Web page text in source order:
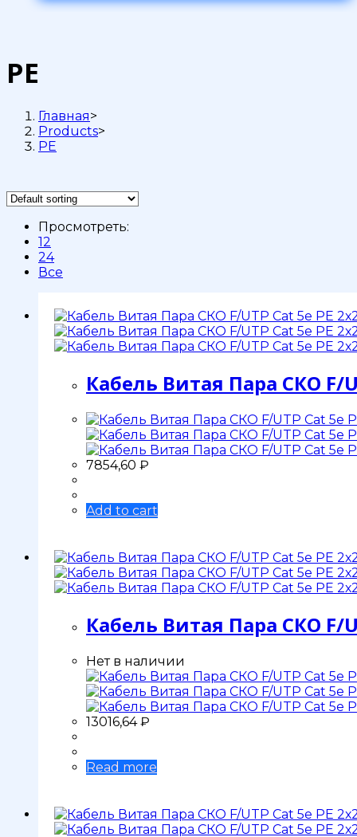
PE
Главная>
Products>
PE
Просмотреть:
12
24
Все
Кабель Витая Пара СКО F/
7854,60 ₽
Add to cart
Кабель Витая Пара СКО F/
Нет в наличии
13016,64₽
Read more